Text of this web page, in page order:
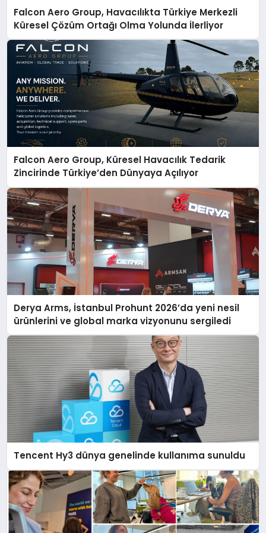
Falcon Aero Group, Havacılıkta Türkiye Merkezli
Küresel Çözüm Ortağı Olma Yolunda İlerliyor
Falcon Aero Group, Küresel Havacılık Tedarik
Zincirinde Türkiye’den Dünyaya Açılıyor
Derya Arms, İstanbul Prohunt 2026’da yeni nesil
ürünlerini ve global marka vizyonunu sergiledi
Tencent Hy3 dünya genelinde kullanıma sunuldu